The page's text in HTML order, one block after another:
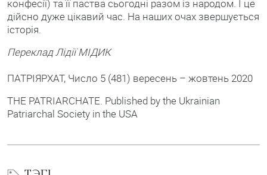
конфесії) та її паства сьогодні разом із народом. І це
дійсно дуже цікавий час. На наших очах звершується
історія.
Переклад Лідії МІДИК
ПАТРІЯРХАТ, Число 5 (481) вересень – жовтень 2020
THE PATRIARCHATE. Published by the Ukrainian
Patriarchal Society in the USA